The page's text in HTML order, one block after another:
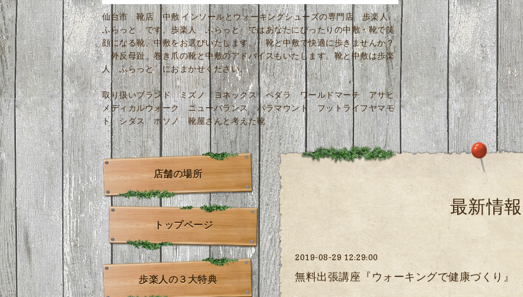
仙台市 靴店 中敷 インソールとウォーキングシューズの専門店 歩楽人
ふらっと です。歩楽人 ふらっと ではあなたにぴったりの中敷・靴で笑
顔になる靴、中敷をお選びいたします。 靴と中敷で快適に歩きませんか？
外反母趾、巻き爪の靴と中敷のアドバイスもいたします。靴と中敷は歩楽
人 ふらっと におまかせください。
取り扱いブランド ミズノ ヨネックス ペダラ ワールドマーチ アサヒ
メディカルウォーク ニューバランス パラマウント フットライフヤマモ
ト シダス ホソノ 靴屋さんと考えた靴
最新情報
2019-08-29 12:29:00
無料出張講座『ウォーキングで健康づくり』
店舗の場所
トップページ
歩楽人の３大特典